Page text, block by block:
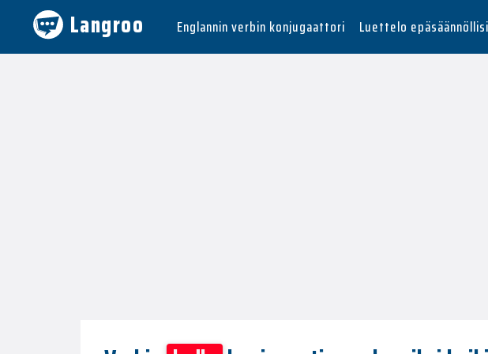
Langroo Englannin verbin konjugaattori Luettelo